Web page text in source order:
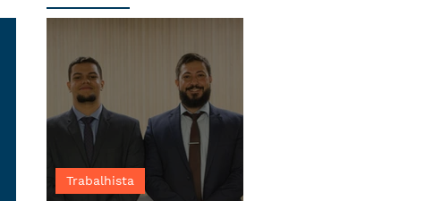
Trabalhista